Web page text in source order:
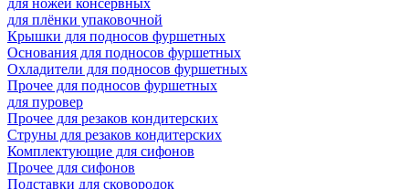
для ножей консервных
для плёнки упаковочной
Крышки для подносов фуршетных
Основания для подносов фуршетных
Охладители для подносов фуршетных
Прочее для подносов фуршетных
для пуровер
Прочее для резаков кондитерских
Струны для резаков кондитерских
Комплектующие для сифонов
Прочее для сифонов
Подставки для сковородок